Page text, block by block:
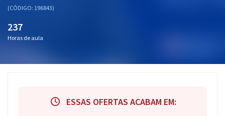
(CÓDIGO: 196843)
237
Horas de aula
ESSAS OFERTAS ACABAM EM: